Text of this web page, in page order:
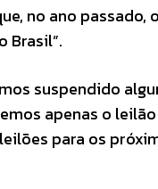
no ano passado,
Brasil”.
suspendido
apenas o
para os